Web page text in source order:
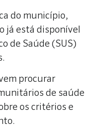
do município,
já está disponível
de Saúde (SUS)
procurar
de saúde
os critérios e